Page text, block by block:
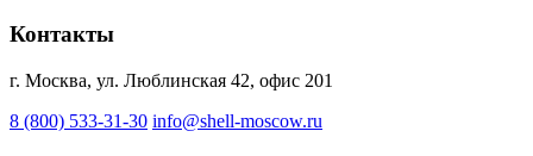
Контакты
г. Москва, ул. Люблинская 42, офис 201
8 (800) 533-31-30 info@shell-moscow.ru